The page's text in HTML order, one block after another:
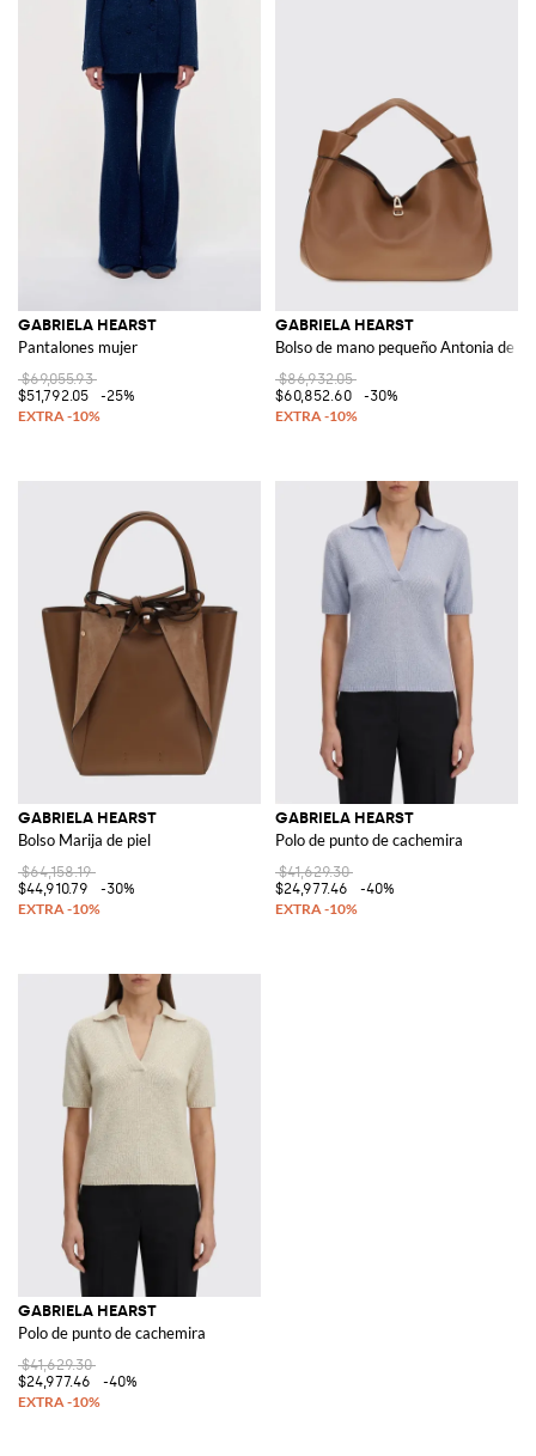
GABRIELA HEARST
Pantalones mujer
$69,055.93
$51,792.05
-25%
GABRIELA HEARST
Bolso de mano pequeño Antonia de
$86,932.05
$60,852.60
-30%
GABRIELA HEARST
Bolso Marija de piel
$64,158.19
$44,910.79
-30%
GABRIELA HEARST
Polo de punto de cachemira
$41,629.30
$24,977.46
-40%
GABRIELA HEARST
Polo de punto de cachemira
$41,629.30
$24,977.46
-40%